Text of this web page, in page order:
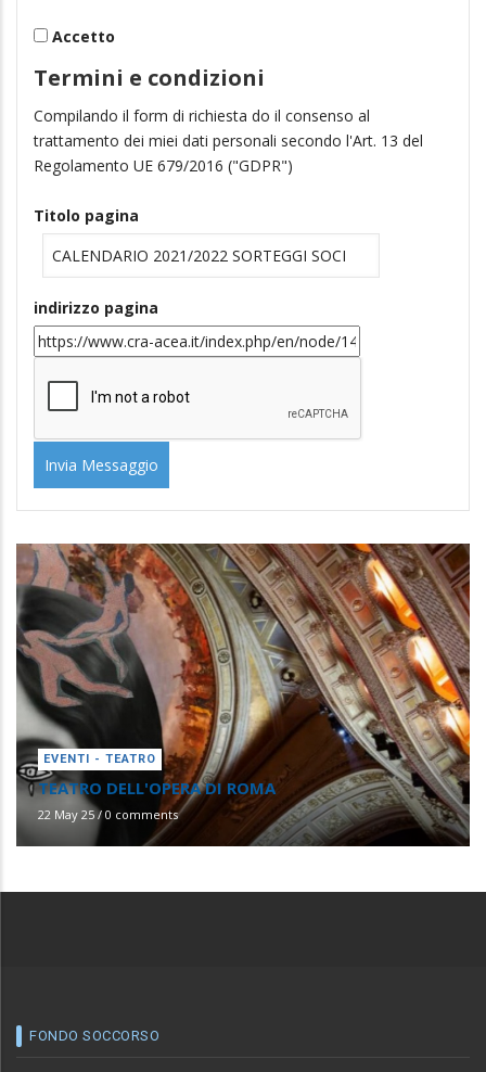
Accetto
Termini e condizioni
Compilando il form di richiesta do il consenso al
trattamento dei miei dati personali secondo l'Art. 13 del
Regolamento UE 679/2016 ("GDPR")
Titolo pagina
indirizzo pagina
EVENTI - TEATRO
TEATRO DELL'OPERA DI ROMA
22 May 25/ 0 comments
FONDO SOCCORSO